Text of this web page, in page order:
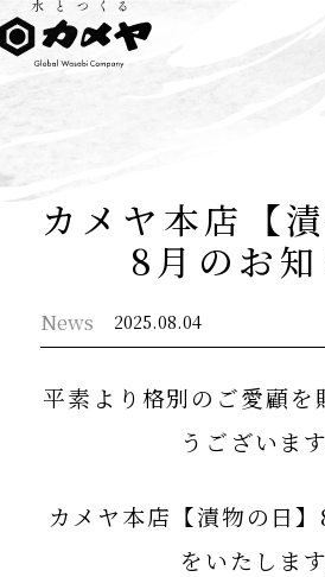
カメヤ本店【
8月のお知
News 2025.08.04
平素より格別のご愛顧
うございます
カメヤ本店【漬物の日
をいたします